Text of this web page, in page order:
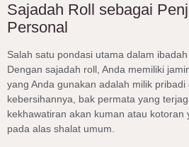
Sajadah Roll sebagai
Personal
Salah satu pondasi utama dalam
Dengan sajadah roll, Anda memiliki
yang Anda gunakan adalah milik pribadi
kebersihannya, bak permata yang
kekhawatiran akan kuman atau kotoran
pada alas shalat umum.